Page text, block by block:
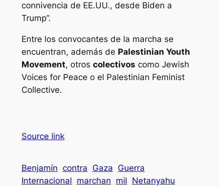
connivencia de EE.UU., desde Biden a
Trump”.
Entre los convocantes de la marcha se
encuentran, además de Palestinian Youth
Movement, otros colectivos como Jewish
Voices for Peace o el Palestinian Feminist
Collective.
Source link
Benjamín contra Gaza Guerra
Internacional marchan mil Netanyahu